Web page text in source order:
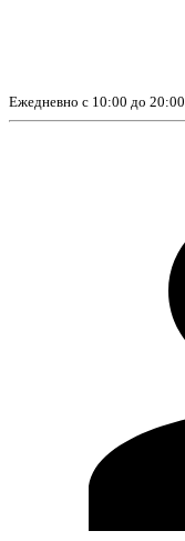
Ежедневно с 10:00 до 20:00